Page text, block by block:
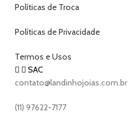
Políticas de Troca
Políticas de Privacidade
Termos e Usos
SAC
contato@landinhojoias.com.br
(11) 97622-7177